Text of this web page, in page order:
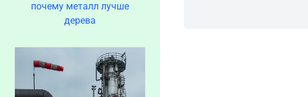
почему металл лучше
дерева